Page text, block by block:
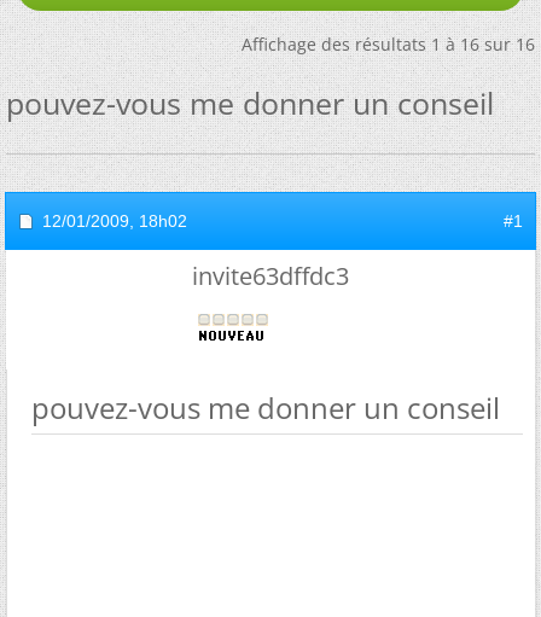
Affichage des résultats 1 à 16 sur 16
pouvez-vous me donner un conseil
12/01/2009, 18h02 #1
invite63dffdc3
pouvez-vous me donner un conseil